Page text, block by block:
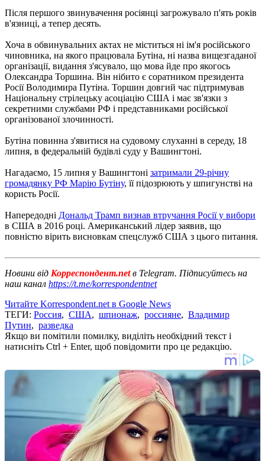
Після першого звинувачення росіянці загрожувало п'ять років
в'язниці, а тепер десять.
Хоча в обвинувальних актах не міститься ні ім'я російського
чиновника, на якого працювала Бутіна, ні назва вищезгаданої
організації, видання з'ясувало, що мова йде про якогось
Олександра Торшина. Він нібито є соратником президента
Росії Володимира Путіна. Торшин довгий час підтримував
Національну стрілецьку асоціацію США і має зв'язки з
секретними службами РФ і представниками російської
організованої злочинності.
Бутіна повинна з'явитися на судовому слуханні в середу, 18
липня, в федеральній будівлі суду у Вашингтоні.
Нагадаємо, 15 липня у Вашингтоні затримали 29-річну
громадянку РФ Марію Бутіну, її підозрюють у шпигунстві на
користь Росії.
Напередодні Дональд Трамп визнав втручання Росії у вибори
в США в 2016 році. Американський лідер заявив, що
повністю вірить висновкам спецслужб США з цього питання.
Новини від Корреспондент.netв Telegram. Підписуйтесь на
наш канал https://t.me/korrespondentnet
Читайте Korrespondent.net в Google News
ТЕГИ: Россия, США, шпионаж, россияне, Владимир
Путин, разведка
Якщо ви помітили помилку, виділіть необхідний текст і
натисніть Ctrl + Enter, щоб повідомити про це редакцію.